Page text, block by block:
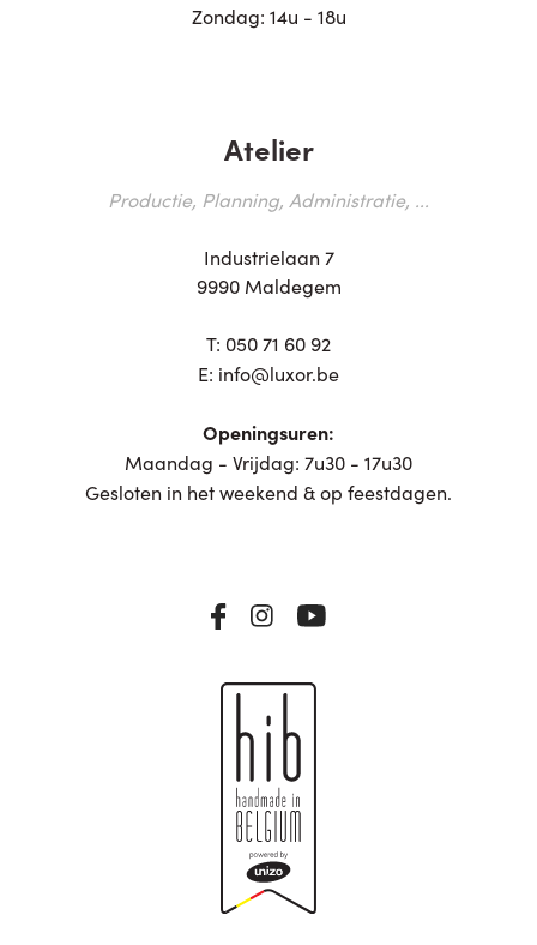
Zondag: 14u - 18u
Atelier
Productie, Planning, Administratie, ...
Industrielaan 7
9990 Maldegem
T: 050 71 60 92
E: info@luxor.be
Openingsuren:
Maandag - Vrijdag: 7u30 - 17u30
Gesloten in het weekend & op feestdagen.